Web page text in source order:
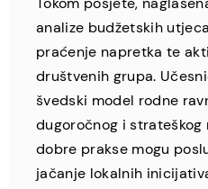
analize budžetskih
praćenje napretka te
društvenih grupa.
švedski model rodne
dugoročnog i
dobre prakse mogu
jačanje lokalnih